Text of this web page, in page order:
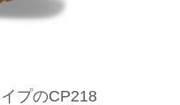
プのCP218